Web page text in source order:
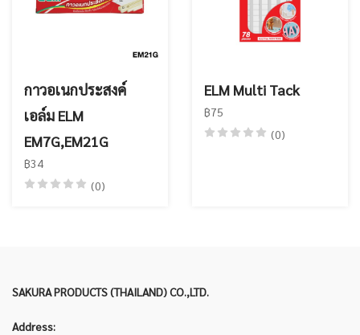
กาวอเนกประสงค์
เอล์ม ELM
EM7G,EM21G
฿34
(0)
ELM Multi Tack
฿75
(0)
SAKURA PRODUCTS (THAILAND) CO.,LTD.
Address: